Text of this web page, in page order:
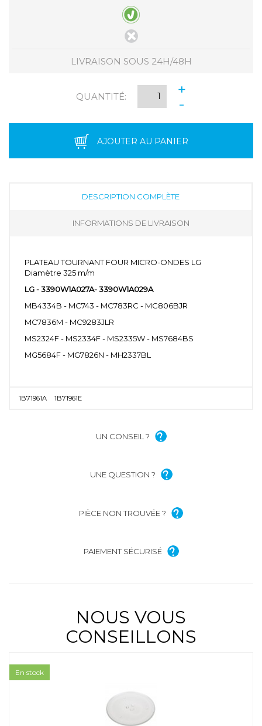
LIVRAISON SOUS 24H/48H
QUANTITÉ:
+
-
AJOUTER AU PANIER
DESCRIPTION COMPLÈTE
INFORMATIONS DE LIVRAISON
PLATEAU TOURNANT FOUR MICRO-ONDES LG
Diamètre 325 m/m
LG - 3390W1A027A- 3390W1A029A
MB4334B - MC743 - MC783RC - MC806BJR
MC7836M - MC9283JLR
MS2324F - MS2334F - MS2335W - MS7684BS
MG5684F - MG7826N - MH2337BL
1B71961A 1B71961E
UN CONSEIL ?
UNE QUESTION ?
PIÈCE NON TROUVÉE ?
PAIEMENT SÉCURISÉ
NOUS VOUS
CONSEILLONS
En stock